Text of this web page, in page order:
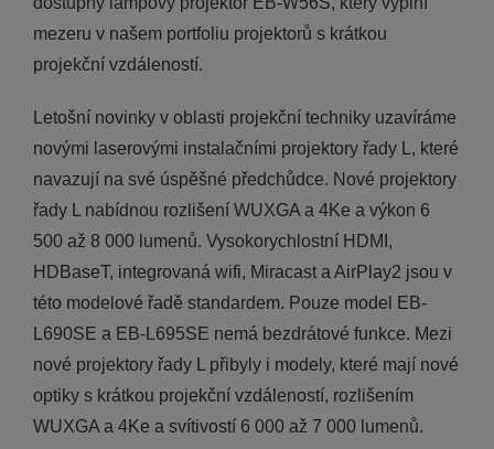
mezeru v našem portfoliu projektorů s krátkou
projekční vzdáleností.
Letošní novinky v oblasti projekční techniky uzavíráme
novými laserovými instalačními projektory řady L, které
navazují na své úspěšné předchůdce. Nové projektory
řady L nabídnou rozlišení WUXGA a 4Ke a výkon 6
500 až 8 000 lumenů. Vysokorychlostní HDMI,
HDBaseT, integrovaná wifi, Miracast a AirPlay2 jsou v
této modelové řadě standardem. Pouze model EB-
L690SE a EB-L695SE nemá bezdrátové funkce. Mezi
nové projektory řady L přibyly i modely, které mají nové
optiky s krátkou projekční vzdáleností, rozlišením
WUXGA a 4Ke a svítivostí 6 000 až 7 000 lumenů.